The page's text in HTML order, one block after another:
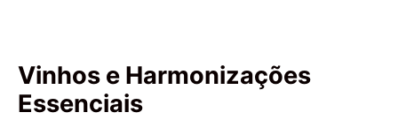
Vinhos e Harmonizações
Essenciais